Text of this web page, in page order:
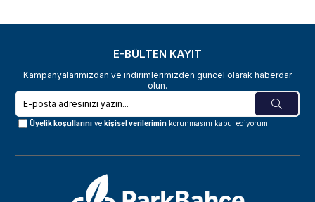
E-BÜLTEN KAYIT
Kampanyalarımızdan ve indirimlerimizden güncel olarak haberdar
olun.
Üyelik koşullarını ve kişisel verilerimin korunmasını kabul ediyorum.